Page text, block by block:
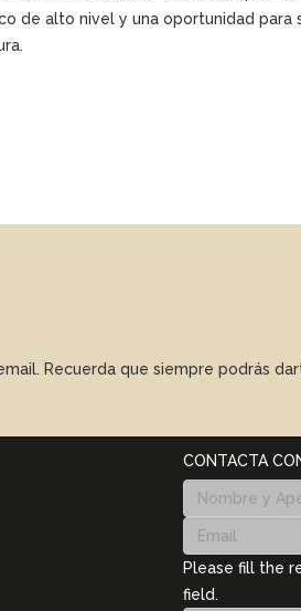
de alto nivel y una oportunidad para
Recuerda que siempre podrás
CONTACTA
Please fill the
field.